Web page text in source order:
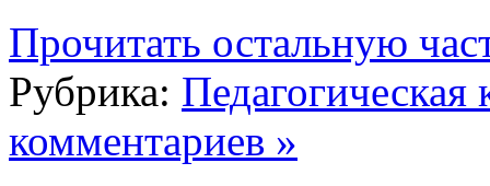
Прочитать остальную
Рубрика: Педагогическая
комментариев »